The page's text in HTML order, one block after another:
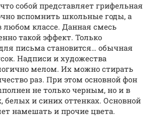
собой представляет грифельная
вспомнить школьные годы, а
любом классе. Данная смесь
такой эффект. Только
письма становится… обычная
Надписи и художества
мелом. Их можно стирать
раз. При этом основной фон
не только черным, но и в
белых и синих оттенках. Основной
намешать и прочие цвета.